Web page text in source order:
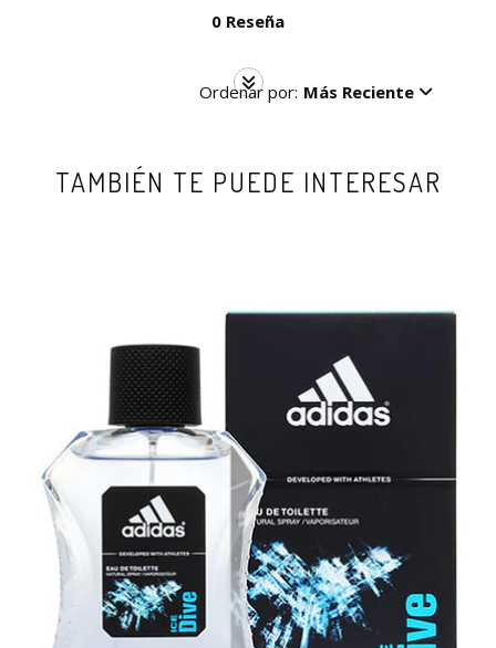
0 Reseña
Ordenar por: Más Reciente
TAMBIÉN TE PUEDE INTERESAR